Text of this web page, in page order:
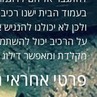
בעמוד הבית ישנו
ולכן לא יכולנו
על הרכיב יכול
מקלדת ומאפשר
פרטי אחראי